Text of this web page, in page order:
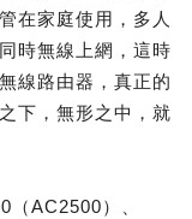
在家庭使用，多人
時無線上網，這時
線路由器，真正的
下，無形之中，就
AC2500）、